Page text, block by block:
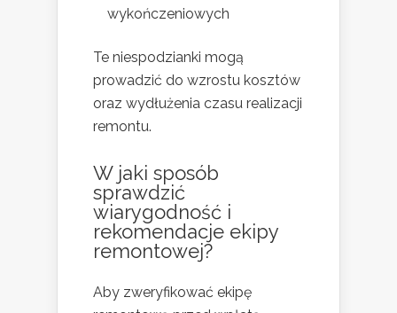
wykończeniowych
Te niespodzianki mogą
prowadzić do wzrostu kosztów
oraz wydłużenia czasu realizacji
remontu.
W jaki sposób
sprawdzić
wiarygodność i
rekomendacje ekipy
remontowej?
Aby zweryfikować ekipę